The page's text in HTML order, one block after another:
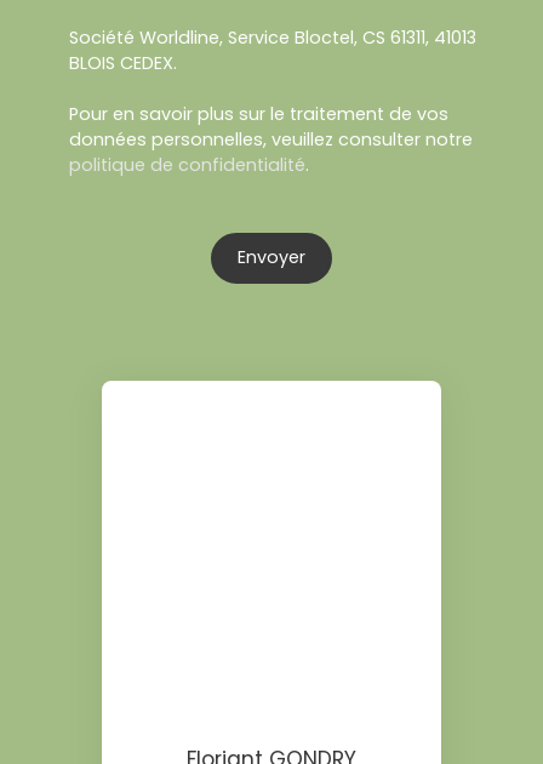
Société Worldline, Service Bloctel, CS 61311, 41013
BLOIS CEDEX.
Pour en savoir plus sur le traitement de vos
données personnelles, veuillez consulter notre
politique de confidentialité.
Envoyer